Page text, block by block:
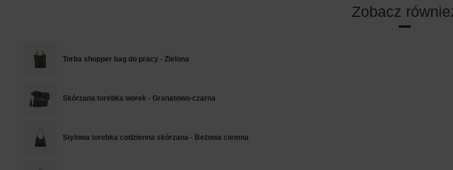
Zobacz
Torba shopper bag do pracy - Zielona
Skórzana torebka worek - Granatowo-czarna
Stylowa torebka codzienna skórzana - Beżowa ciemna